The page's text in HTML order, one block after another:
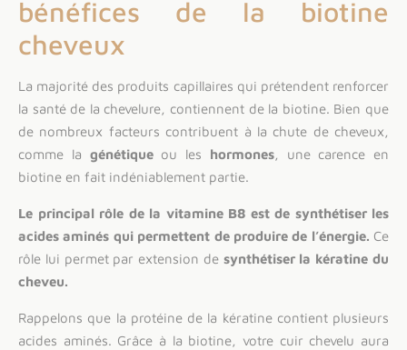
bénéfices de la biotine
cheveux
La majorité des produits capillaires qui prétendent renforcer
la santé de la chevelure, contiennent de la biotine. Bien que
de nombreux facteurs contribuent à la chute de cheveux,
comme la génétiqueou les hormones, une carence en
biotine en fait indéniablement partie.
Le principal rôle de la vitamine B8 est de synthétiser les
acides aminés qui permettent de produire de l’énergie. Ce
rôle lui permet par extension de synthétiser la kératine du
cheveu.
Rappelons que la protéine de la kératine contient plusieurs
acides aminés. Grâce à la biotine, votre cuir chevelu aura